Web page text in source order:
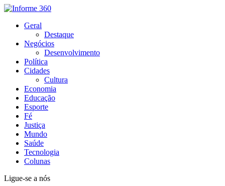
Geral
Destaque
Negócios
Desenvolvimento
Política
Cidades
Cultura
Economia
Educação
Esporte
Fé
Justiça
Mundo
Saúde
Tecnologia
Colunas
Ligue-se a nós